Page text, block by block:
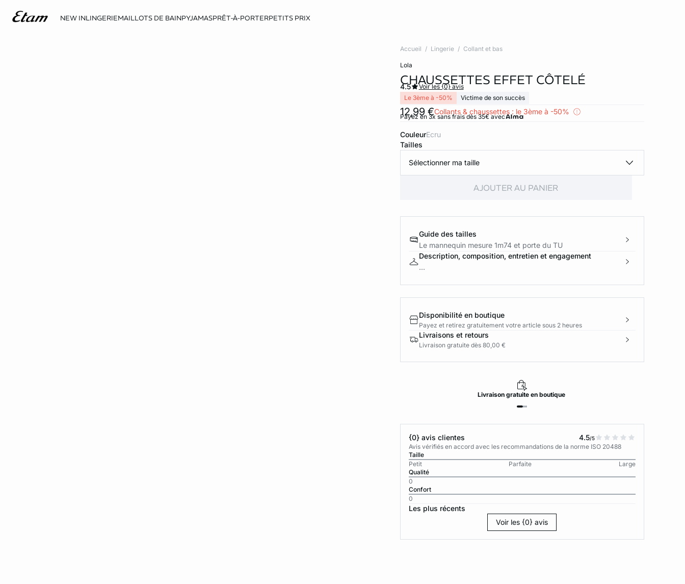
NEW INLINGERIEMAILLOTS DE BAINPYJAMASPRÊT-À-PORTERPETITS PRIX
Accueil Lingerie Collant et bas
lola
CHAUSSETTES EFFET CÔTELÉ
12,99 €Collants & chaussettes : le 3ème à -50%
4.5
Voir les {0} avis
Le 3ème à -50%
Victime de son succès
Payez en 3x sans frais dès 35€ avec
Couleur ecru
Tailles
Sélectionner ma taille
AJOUTER AU PANIER
Guide des tailles
Le mannequin mesure 1m74 et porte du TU
Description, composition, entretien et engagement
...
Disponibilité en boutique
Payez et retirez gratuitement votre article sous 2 heures
Livraisons et retours
Livraison gratuite dès 80,00 €
Livraison gratuite en boutique
{0} avis clientes 4.5/5
Avis vérifiés en accord avec les recommandations de la norme ISO 20488
Taille
Petit
Parfaite
Large
Qualité
0
Confort
0
Les plus récents
Voir les {0} avis